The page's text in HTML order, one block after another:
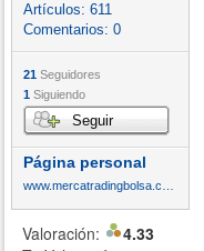
Artículos: 611
Comentarios: 0
21 Seguidores
1 Siguiendo
Seguir
Página personal
Valoración:
4.33